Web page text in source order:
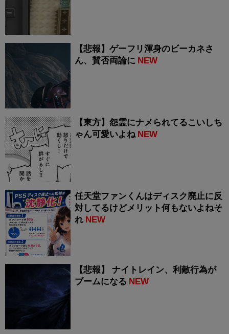
【悲報】ゲーフリ渾身のビーカネさ
ん、賛否両論に NEW
【東方】怨霊にナメられてるこいしち
ゃん可愛いよね NEW
任天堂ファンくんはディスク廃止に反
対してるけどメリット何もないよねそ
れ NEW
【悲報】 ナイトレイン、利敵行為が
ブームになる NEW